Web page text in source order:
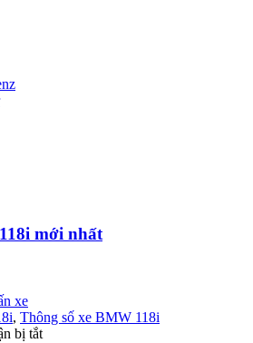
mới nhất
xe
, Thông số xe BMW 118i
bị tắtở